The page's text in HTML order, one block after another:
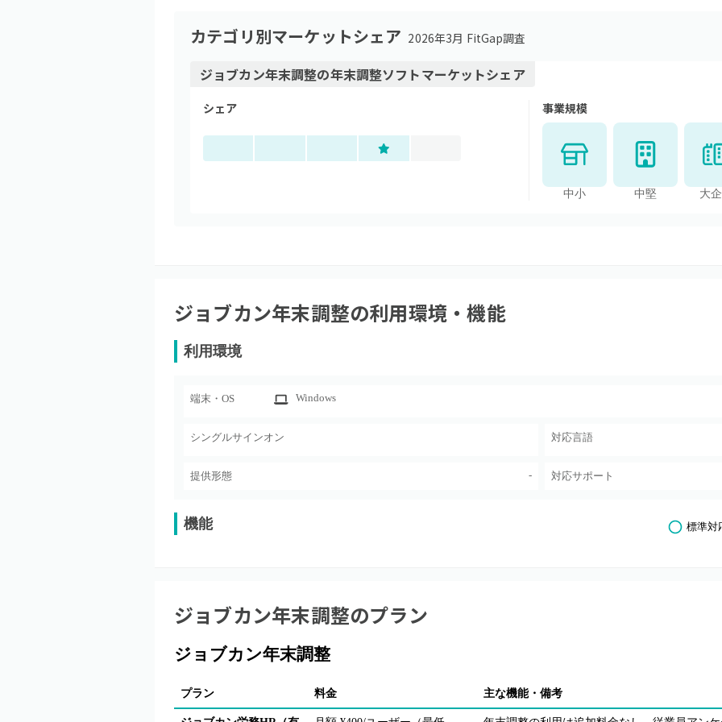
カテゴリ別マーケットシェア 2026年3月 FitGap調査
ジョブカン年末調整の年末調整ソフトマーケットシェア
シェア 事業規模
中小 中堅 大
ジョブカン年末調整の利用環境・機能
利用環境
端末・OS Windows
シングルサインオン 対応言語
提供形態 - 対応サポート
機能 標準対
ジョブカン年末調整のプラン
ジョブカン年末調整
プラン 料金 主な機能・備考